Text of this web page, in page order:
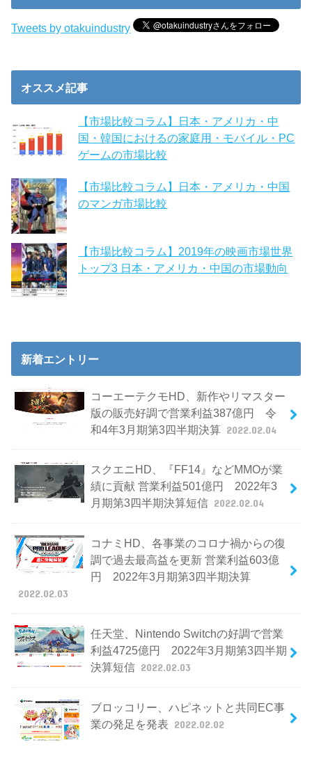
Tweets by otakuindustry
オススメ記事
【市場比較コラム】日本・アメリカ・中
国・韓国におけるの家庭用・モバイル・PC
ゲームの市場比較
【市場比較コラム】日本・アメリカ・中国
のマンガ市場比較
【市場比較コラム】2019年の映画市場世界
トップ3 日本・アメリカ・中国の市場動向
新着エントリー
コーエーテクモHD、新作やリマスター
版の販売好調で営業利益387億円 令
和4年3月期第3四半期決算 2022.02.04
スクエニHD、『FF14』などMMOが業
績に貢献 営業利益501億円 2022年3
月期第3四半期決算短信 2022.02.04
コナミHD、各事業のコロナ禍からの復
調で過去最高益を更新 営業利益603億
円 2022年3月期第3四半期決算
2022.02.03
任天堂、Nintendo Switchの好調で営業
利益4725億円 2022年3月期第3四半期
決算短信 2022.02.03
ブロッコリー、ハピネットと共同EC事
業の発足を発表 2022.02.02